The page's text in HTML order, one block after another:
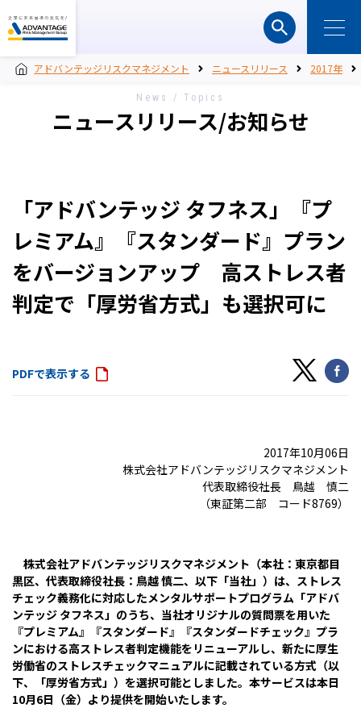
アドバンテッジリスクマネジメント ニュースリリース 2017年
News / Topics
ニュースリリース/お知らせ
「アドバンテッジ タフネス」『プ
レミアム』『スタンダード』プラン
をバージョンアップ 高ストレス者
判定で「厚労省方式」も選択可に
PDFで表示する
2017年10月06日
株式会社アドバンテッジリスクマネジメント
代表取締役社長 鳥越 慎二
（東証第二部 コード8769）
株式会社アドバンテッジリスクマネジメント（本社：東京都目
黒区、代表取締役社長：鳥越 慎二、以下「当社」）は、ストレス
チェック義務化に対応したメンタルサポートプログラム「アドバ
ンテッジ タフネス」のうち、当社オリジナルの質問票を用いた
『プレミアム』『スタンダード』『スタンダードチェック』プラ
ンにおける高ストレス者判定機能をリニューアルし、新たに厚生
労働省のストレスチェックマニュアルに記載されている方式（以
下、「厚労省方式」）を選択可能としました。本サービスは本日
10月6日（金）より提供を開始いたします。